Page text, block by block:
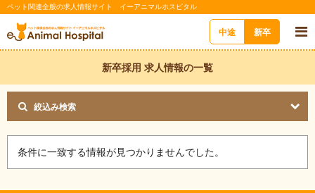
ペット関連全般の求人情報サイト イーアニマルホスピタル
中途 新卒
新卒採用 求人情報の一覧
絞込み検索
条件に一致する情報が見つかりませんでした。